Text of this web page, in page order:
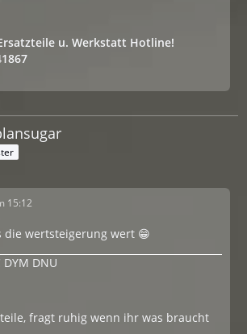
u. Werkstatt Hotline!
15:12
die wertsteigerung wert 😁
DYM DNU
fragt ruhig wenn ihr was braucht